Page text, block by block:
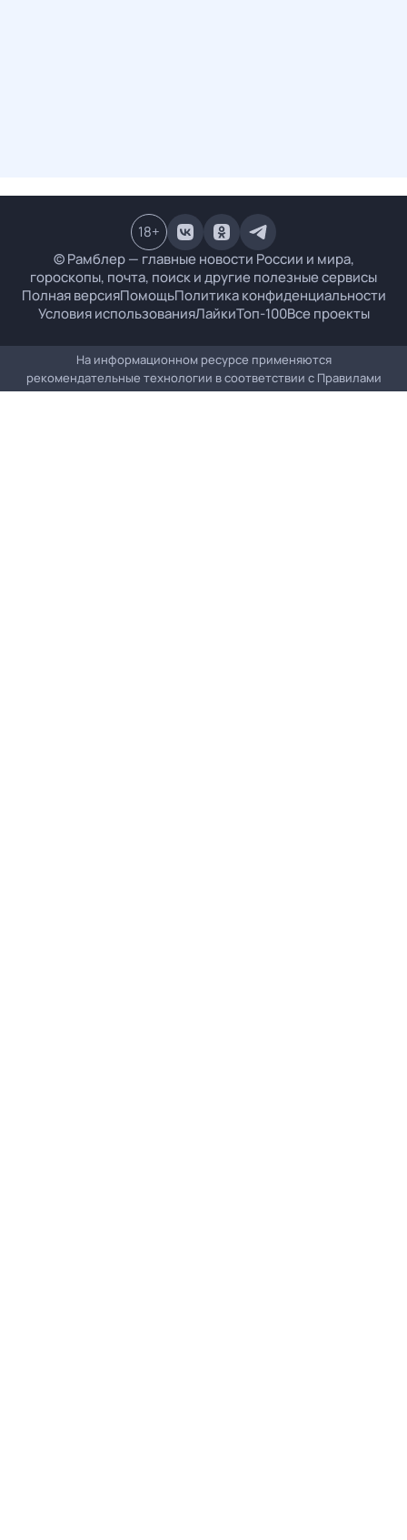
© Рамблер — главные новости России и мира,
гороскопы, почта, поиск и другие полезные сервисы
Полная версияПомощьПолитика конфиденциальности
Условия использованияЛайкиТоп-100Все проекты
18+
На информационном ресурсе применяются
рекомендательные технологии в соответствии с Правилами